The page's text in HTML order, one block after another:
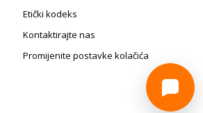
Etički kodeks
Kontaktirajte nas
Promijenite postavke kolačića